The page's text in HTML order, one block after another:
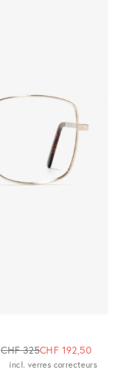
CHF 325CHF 192,50
incl. verres correcteurs